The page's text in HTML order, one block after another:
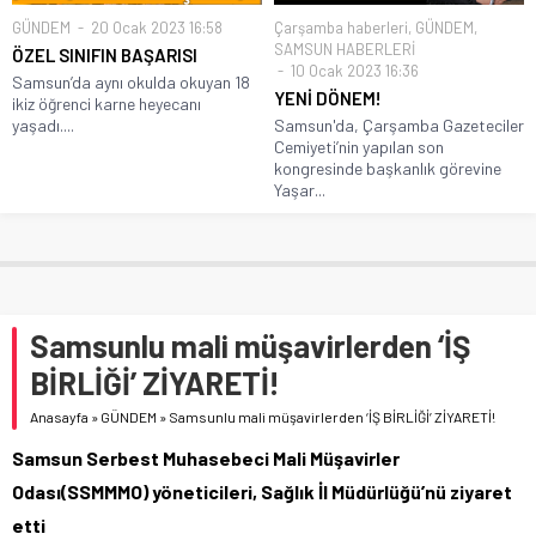
GÜNDEM 20 Ocak 2023 16:58
ÖZEL SINIFIN BAŞARISI
Samsun’da aynı okulda okuyan 18
ikiz öğrenci karne heyecanı
yaşadı....
Çarşamba haberleri, GÜNDEM,
SAMSUN HABERLERİ
10 Ocak 2023 16:36
YENİ DÖNEM!
Samsun'da, Çarşamba Gazeteciler
Cemiyeti’nin yapılan son
kongresinde başkanlık görevine
Yaşar...
Samsunlu mali müşavirlerden ‘İŞ
BİRLİĞİ’ ZİYARETİ!
Anasayfa » GÜNDEM » Samsunlu mali müşavirlerden ‘İŞ BİRLİĞİ’ ZİYARETİ!
Samsun Serbest Muhasebeci Mali Müşavirler
Odası(SSMMMO) yöneticileri, Sağlık İl Müdürlüğü’nü ziyaret
etti